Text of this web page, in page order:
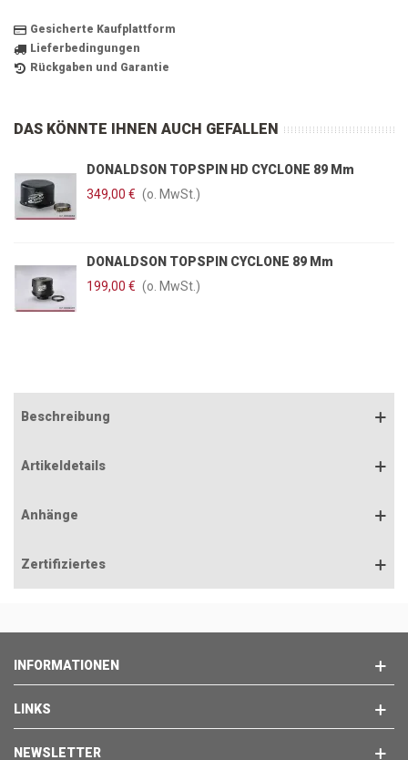
Gesicherte Kaufplattform
Lieferbedingungen
Rückgaben und Garantie
DAS KÖNNTE IHNEN AUCH GEFALLEN
DONALDSON TOPSPIN HD CYCLONE 89 Mm
349,00 € (o. MwSt.)
DONALDSON TOPSPIN CYCLONE 89 Mm
199,00 € (o. MwSt.)
Beschreibung
Artikeldetails
Anhänge
Zertifiziertes
INFORMATIONEN
LINKS
NEWSLETTER